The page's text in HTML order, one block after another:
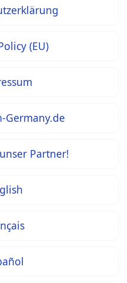
(EU)
Germany.de
Partner!